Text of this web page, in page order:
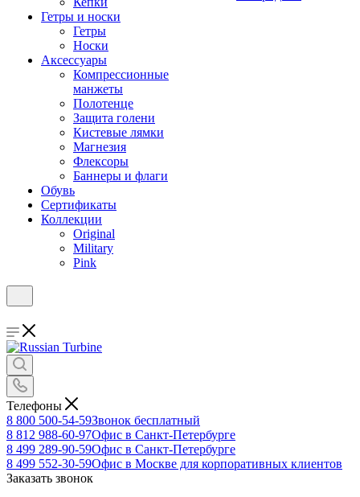
Гетры и носки
Гетры
Носки
Аксессуары
Компрессионные
манжеты
Полотенце
Защита голени
Кистевые лямки
Магнезия
Флексоры
Баннеры и флаги
Обувь
Сертификаты
Коллекции
Original
Military
Pink
Телефоны
8 800 500-54-59Звонок бесплатный
8 812 988-60-97Офис в Санкт-Петербурге
8 499 289-90-59Офис в Санкт-Петербурге
8 499 552-30-59Офис в Москве для корпоративных клиентов
Заказать звонок